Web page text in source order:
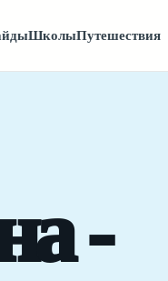
ШколыПутешествия
-